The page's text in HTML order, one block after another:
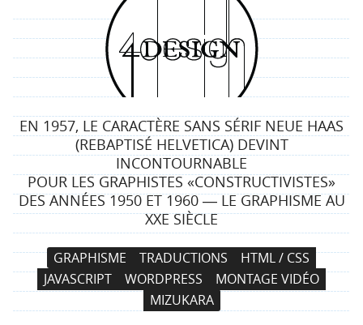
4
d
e
s
i
g
n
EN 1957, LE CARACTÈRE SANS SÉRIF NEUE HAAS
(REBAPTISÉ HELVETICA) DEVINT
INCONTOURNABLE
POUR LES GRAPHISTES «CONSTRUCTIVISTES»
DES ANNÉES 1950 ET 1960 ― LE GRAPHISME AU
XXE SIÈCLE
N
a
v
i
A
l
l
e
GRAPHISME TRADUCTIONS
HTML / CSS
JAVASCRIPT
WORDPRESS
MONTAGE VIDÉO
MIZUKARA